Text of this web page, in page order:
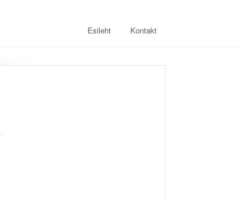
Esileht Kontakt